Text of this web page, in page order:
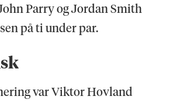
Parry og Jordan Smith
på ti under par.
var Viktor Hovland